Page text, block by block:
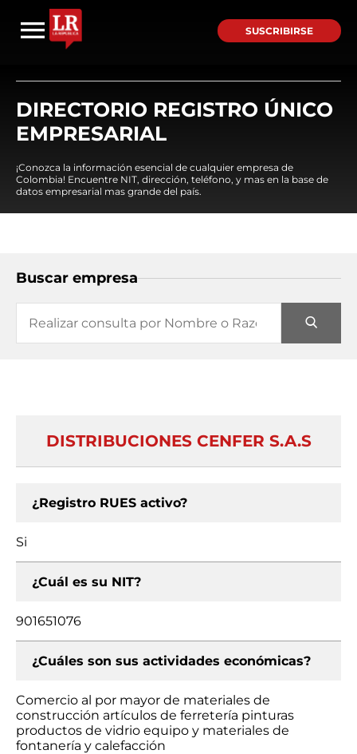
SUSCRIBIRSE
DIRECTORIO REGISTRO ÚNICO
EMPRESARIAL
¡Conozca la información esencial de cualquier empresa de
Colombia! Encuentre NIT, dirección, teléfono, y mas en la base de
datos empresarial mas grande del país.
Buscar empresa
DISTRIBUCIONES CENFER S.A.S
¿Registro RUES activo?
Si
¿Cuál es su NIT?
901651076
¿Cuáles son sus actividades económicas?
Comercio al por mayor de materiales de
construcción artículos de ferretería pinturas
productos de vidrio equipo y materiales de
fontanería y calefacción